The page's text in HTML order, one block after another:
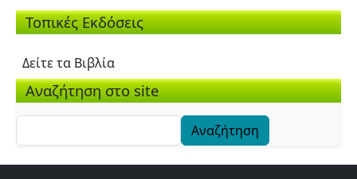
Τοπικές Εκδόσεις
Δείτε τα Βιβλία
Αναζήτηση στο site
Αναζήτηση